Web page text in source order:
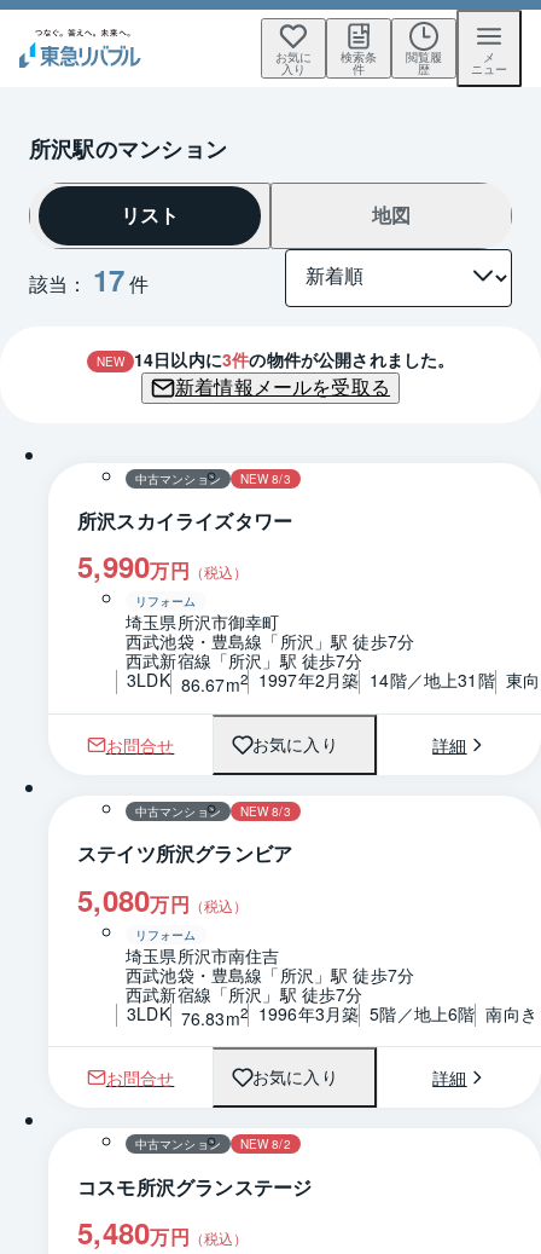
お気に
入り
検索条
件
閲覧履
歴
メ
ニュー
所沢駅のマンション
該当： 17件
リスト 地図
NEW 14日以内に3件の物件が公開されました。
新着情報メールを受取る
中古マンション NEW 8/3
所沢スカイライズタワー
5,990万円 （税込）
リフォーム
埼玉県所沢市御幸町
西武池袋・豊島線「所沢」駅 徒歩7分
西武新宿線「所沢」駅 徒歩7分
3LDK 86.67m2 1997年2月築 14階／地上31階 東
お問合せ お気に入り 詳細
1 / 0 間取り
中古マンション NEW 8/3
ステイツ所沢グランビア
5,080万円 （税込）
リフォーム
埼玉県所沢市南住吉
西武池袋・豊島線「所沢」駅 徒歩7分
西武新宿線「所沢」駅 徒歩7分
3LDK 76.83m2 1996年3月築 5階／地上6階 南向き
お問合せ お気に入り 詳細
1 / 0 間取り
中古マンション NEW 8/2
コスモ所沢グランステージ
5,480万円 （税込）